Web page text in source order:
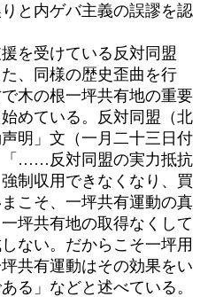
と内ゲバ主義の誤謬を認
を受けている反対同盟
、同様の歴史歪曲を行
木の根一坪共有地の重要
めている。反対同盟（北
明」文（一月二十三日付
「……反対同盟の実力抵抗
制収用できなくなり、買
こそ、一坪共有運動の真
坪共有地の取得なくして
ない。だからこそ一坪用
共有運動はその効果をい
る」などと述べている。